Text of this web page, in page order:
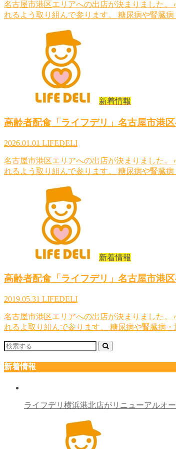
名古屋市港区エリアへの出店が決まりました
れるよう取り組んで参ります。 糖尿病や腎臓
新着情報
高齢者配食「ライフデリ」名古屋市港区
2026.01.01 LIFEDELI
名古屋市港区エリアへの出店が決まりました
れるよう取り組んで参ります。 糖尿病や腎臓
新着情報
高齢者配食「ライフデリ」名古屋市港区
2019.05.31 LIFEDELI
名古屋市港区エリアへの出店が決まりました
れるよ取り組んで参ります。 糖尿病や腎臓病
新着情報
ライフデリ横浜港北店がリニューアルオ